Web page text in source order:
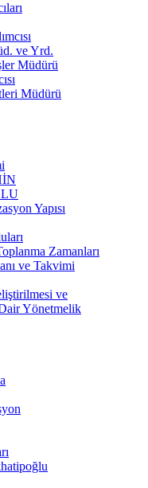
ve Yrd.
Müdürü
Müdürü
Yapısı
Zamanları
ve Takvimi
ve
Yönetmelik